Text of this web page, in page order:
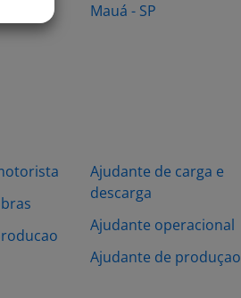
Mauá - SP
Ajudante de carga e
descarga
Ajudante operacional
Ajudante de produçao